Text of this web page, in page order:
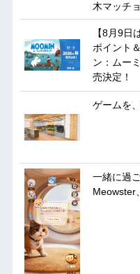
木マッチ
【8月9日
ポイント
ン：ムー
売決定！
ゲームを
一緒に過
Meowster